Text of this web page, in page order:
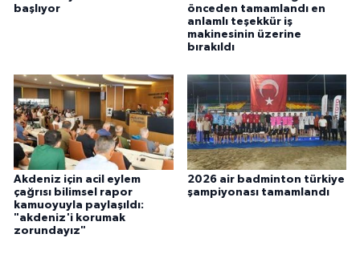
başlıyor
önceden tamamlandı en
anlamlı teşekkür iş
makinesinin üzerine
bırakıldı
Akdeniz için acil eylem
çağrısı bilimsel rapor
kamuoyuyla paylaşıldı:
"akdeniz'i korumak
zorundayız"
2026 air badminton türkiye
şampiyonası tamamlandı